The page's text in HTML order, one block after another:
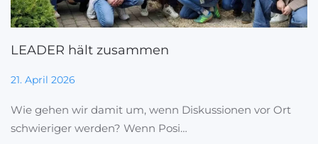
LEADER hält zusammen
21. April 2026
Wie gehen wir damit um, wenn Diskussionen vor Ort
schwieriger werden? Wenn Posi…